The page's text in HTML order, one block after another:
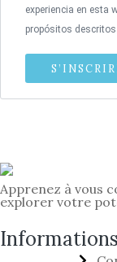
experiencia en esta
propósitos
Apprenez à vous
explorer votre